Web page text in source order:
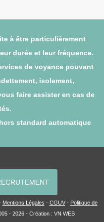
à être particulièrement
durée et leur fréquence.
de voyance pouvant
isolement,
faire assister en cas de
standard automatique
Mentions Légales - CGUV- Politique de
- 2026 - Création : VN WEB